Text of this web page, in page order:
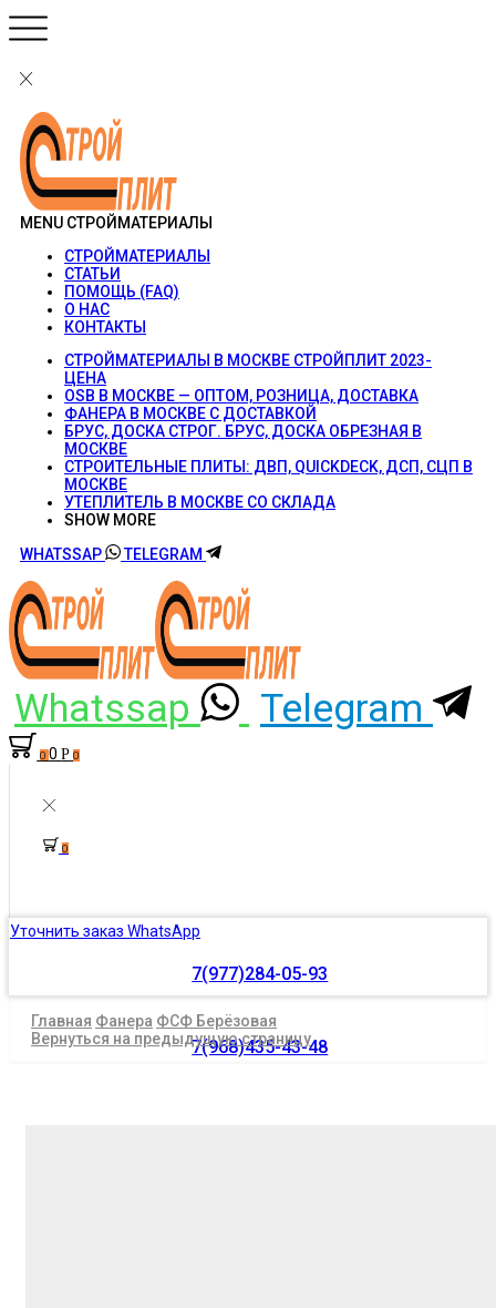
MENU СТРОЙМАТЕРИАЛЫ
СТРОЙМАТЕРИАЛЫ
СТАТЬИ
ПОМОЩЬ (FAQ)
О НАС
КОНТАКТЫ
СТРОЙМАТЕРИАЛЫ В МОСКВЕ СТРОЙПЛИТ 2023-
ЦЕНА
OSB В МОСКВЕ — ОПТОМ, РОЗНИЦА, ДОСТАВКА
ФАНЕРА В МОСКВЕ С ДОСТАВКОЙ
БРУС, ДОСКА СТРОГ. БРУС, ДОСКА ОБРЕЗНАЯ В
МОСКВЕ
СТРОИТЕЛЬНЫЕ ПЛИТЫ: ДВП, QUICKDECK, ДСП, СЦП В
МОСКВЕ
УТЕПЛИТЕЛЬ В МОСКВЕ СО СКЛАДА
SHOW MORE
WHATSSAP
TELEGRAM
Whatssap Telegram
00Р 0
0
Уточнить заказ WhatsApp
7(977)284-05-93
7(968)435-43-48
Главная Фанера ФСФ Берёзовая
Вернуться на предыдущую страницу